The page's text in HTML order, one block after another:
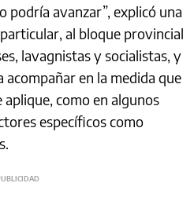
podría avanzar”, explicó una
al bloque provincial
lavagnistas y socialistas, y
en la medida que
como en algunos
específicos como